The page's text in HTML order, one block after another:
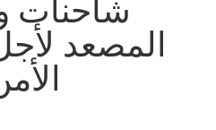
أشرطة
شاحنات
المصعد